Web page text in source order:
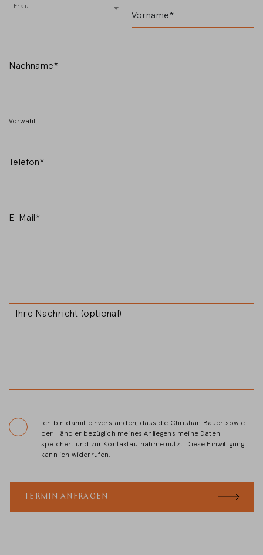
Frau
Vorname*
Nachname*
Vorwahl
Telefon*
E-Mail*
Ihre Nachricht (optional)
Ich bin damit einverstanden, dass die Christian Bauer sowie
der Händler bezüglich meines Anliegens meine Daten
speichert und zur Kontaktaufnahme nutzt. Diese Einwilligung
kann ich widerrufen.
TERMIN ANFRAGEN